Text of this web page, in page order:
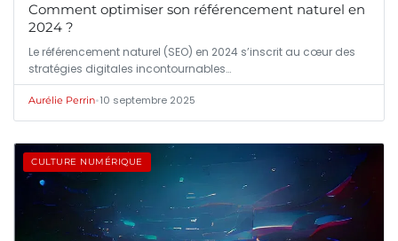
Comment optimiser son référencement naturel en
2024 ?
Le référencement naturel (SEO) en 2024 s’inscrit au cœur des
stratégies digitales incontournables…
Aurélie Perrin•10 septembre 2025
CULTURE NUMÉRIQUE